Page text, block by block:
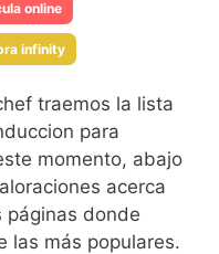
online
infinity
traemos la lista
para
momento, abajo
acerca
páginas donde
las más populares.